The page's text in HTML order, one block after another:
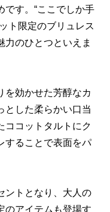
です。“ここでしか手
ト限定のブリュレス
力のひとつといえま
を効かせた芳醇なカ
とした柔らかい口当
ココットタルトにク
することで表面をパ
ントとなり、大人の
のアイテムも登場す